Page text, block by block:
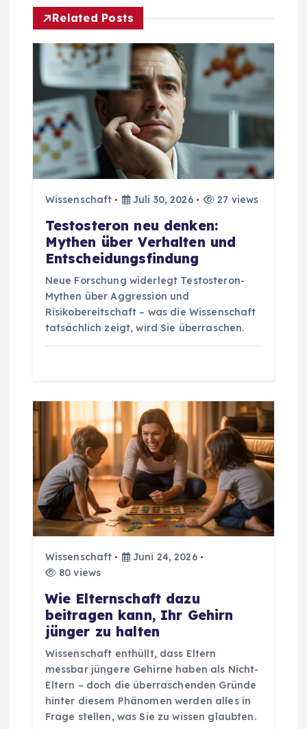
s
n
a
v
g
Related Posts
Wissenschaft Juli 30, 2026 27 views
Testosteron neu denken:
Mythen über Verhalten und
Entscheidungsfindung
Neue Forschung widerlegt Testosteron-
Mythen über Aggression und
Risikobereitschaft – was die Wissenschaft
tatsächlich zeigt, wird Sie überraschen.
Wissenschaft
Juni 24, 2026
80 views
Wie Elternschaft dazu
beitragen kann, Ihr Gehirn
jünger zu halten
Wissenschaft enthüllt, dass Eltern
messbar jüngere Gehirne haben als Nicht-
Eltern – doch die überraschenden Gründe
hinter diesem Phänomen werden alles in
Frage stellen, was Sie zu wissen glaubten.